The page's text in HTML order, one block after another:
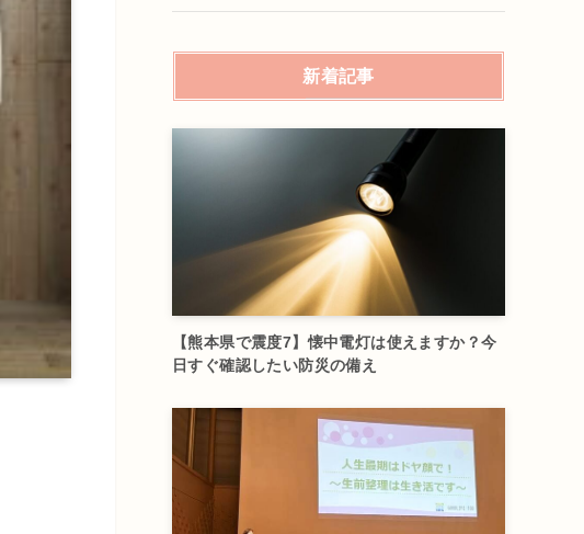
新着記事
【熊本県で震度7】懐中電灯は使えますか？今
日すぐ確認したい防災の備え